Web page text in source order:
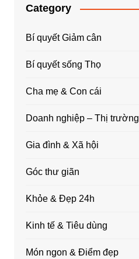
Category
Bí quyết Giảm cân
Bí quyết sống Thọ
Cha mẹ & Con cái
Doanh nghiệp – Thị trường
Gia đình & Xã hội
Góc thư giãn
Khỏe & Đẹp 24h
Kinh tế & Tiêu dùng
Món ngon & Điểm đẹp